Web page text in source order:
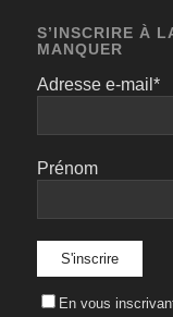
S’INSCRIRE À
MANQUER
Adresse e-mail*
Prénom
En vous